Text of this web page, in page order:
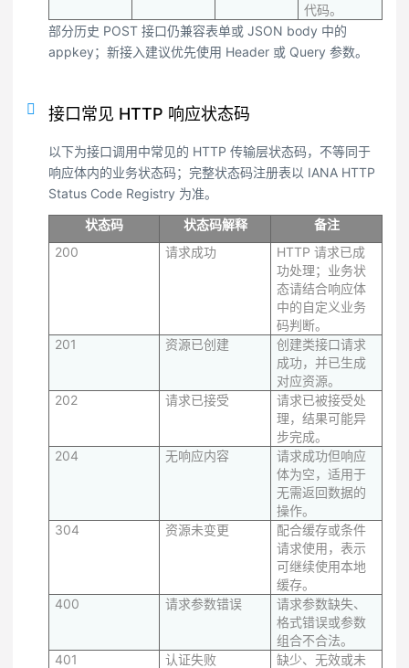
代码。
部分历史 POST 接口仍兼容表单或 JSON body 中的
appkey；新接入建议优先使用 Header 或 Query 参数。
接口常见 HTTP 响应状态码
以下为接口调用中常见的 HTTP 传输层状态码，不等同于
响应体内的业务状态码；完整状态码注册表以 IANA HTTP
Status Code Registry 为准。
状态码
状态码解释
备注
200
请求成功
HTTP 请求已成
功处理；业务状
态请结合响应体
中的自定义业务
码判断。
201
资源已创建
创建类接口请求
成功，并已生成
对应资源。
202
请求已接受
请求已被接受处
理，结果可能异
步完成。
204
无响应内容
请求成功但响应
体为空，适用于
无需返回数据的
操作。
304
资源未变更
配合缓存或条件
请求使用，表示
可继续使用本地
缓存。
400
请求参数错误
请求参数缺失、
格式错误或参数
组合不合法。
401
认证失败
缺少、无效或未